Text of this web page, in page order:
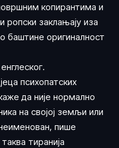
копирантима и
ропски заклањају иза
баштине оригиналност
психопатских
да није нормално
на својој земљи или
пише
тиранија